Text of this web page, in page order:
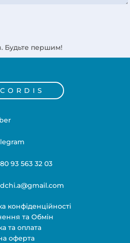
Будьте першим!
CORDIS
93 563 32 03
конфіденційності
та Обмін
та оплата
оферта